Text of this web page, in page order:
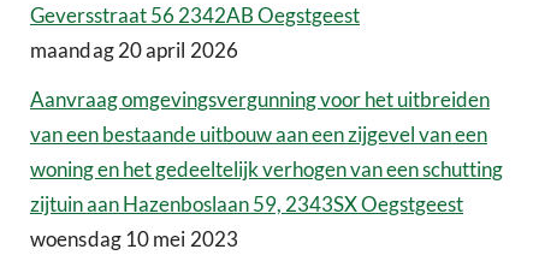
Geversstraat 56 2342AB Oegstgeest
maandag 20 april 2026
Aanvraag omgevingsvergunning voor het uitbreiden
van een bestaande uitbouw aan een zijgevel van een
woning en het gedeeltelijk verhogen van een schutting
zijtuin aan Hazenboslaan 59, 2343SX Oegstgeest
woensdag 10 mei 2023